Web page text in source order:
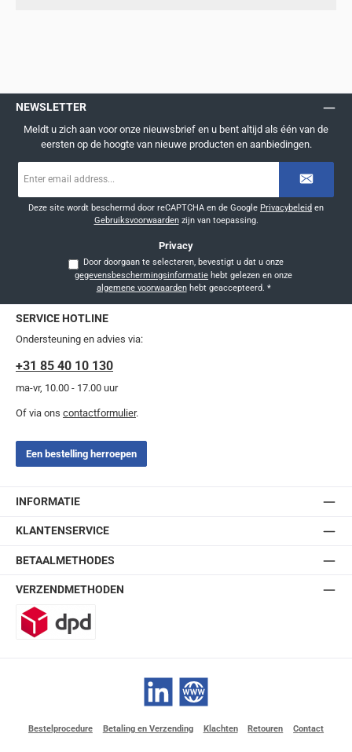
NEWSLETTER
Meldt u zich aan voor onze nieuwsbrief en u bent altijd als één van de
eersten op de hoogte van nieuwe producten en aanbiedingen.
mailadres
Deze site wordt beschermd door reCAPTCHA en de Google Privacybeleid en
Gebruiksvoorwaardenzijn van toepassing.
Privacy
Door doorgaan te selecteren, bevestigt u dat u onze
gegevensbeschermingsinformatie
algemene voorwaardenhebt geaccepteerd. *
SERVICE HOTLINE
Ondersteuning en advies via:
+31 85 40 10 130
ma-vr, 10.00 - 17.00 uur
Of via ons contactformulier.
Een bestelling herroepen
INFORMATIE
KLANTENSERVICE
BETAALMETHODES
VERZENDMETHODEN
LinkedIn Website
Bestelprocedure Betaling en Verzending Klachten Retouren Contact